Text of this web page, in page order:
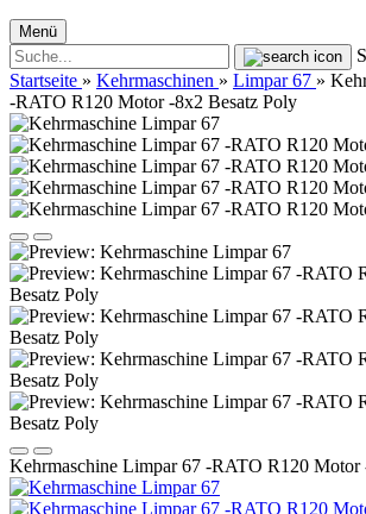
Menü
Startseite » Kehrmaschinen » Limpar 67 »
-RATO R120 Motor -8x2 Besatz Poly
Kehrmaschine Limpar 67 -RATO R120 Motor